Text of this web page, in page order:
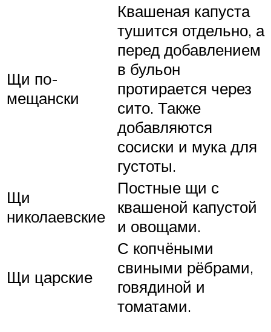
Щи по-
мещански
Квашеная капуста
тушится отдельно, а
перед добавлением
в бульон
протирается через
сито. Также
добавляются
сосиски и мука для
густоты.
Щи
николаевские
Постные щи с
квашеной капустой
и овощами.
Щи царские
С копчёными
свиными рёбрами,
говядиной и
томатами.